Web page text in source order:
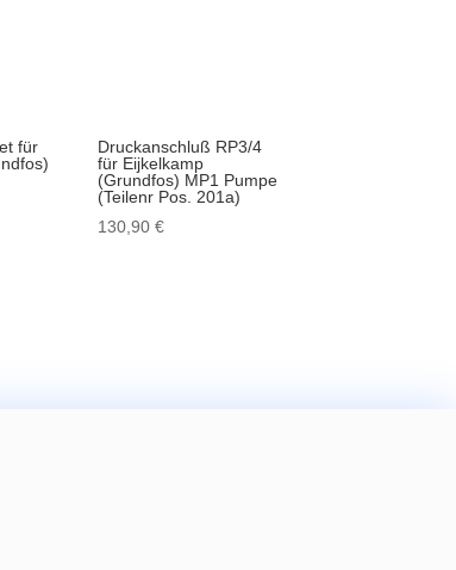
für
Druckanschluß RP3/4
für Eijkelkamp
(Grundfos) MP1 Pumpe
(Teilenr Pos. 201a)
130,90 €